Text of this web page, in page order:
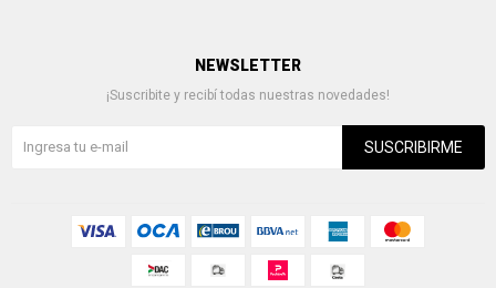
NEWSLETTER
¡Suscribite y recibí todas nuestras novedades!
SUSCRIBIRME